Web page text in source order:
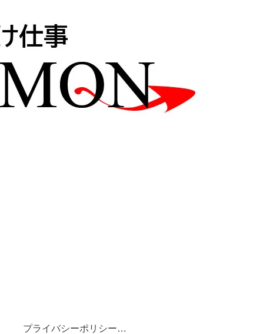
プライバシーポリシー・免責事項